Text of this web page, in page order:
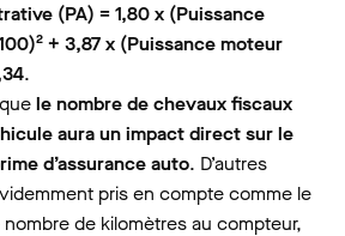
(PA) = 1,80 x (Puissance
+ 3,87 x (Puissance moteur
.
le nombre de chevaux fiscaux
aura un impact direct sur le
d’assurance auto. D’autres
pris en compte comme le
de kilomètres au compteur,